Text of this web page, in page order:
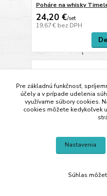
Poháre na whisky
24,20 €/set
19,67 € bez DPH
Pre základnú funkčnosť,
účely a v prípade udelenia
využívame súbory cookies.
cookies môžete kedykoľvek
Nastavenia
Súhlas